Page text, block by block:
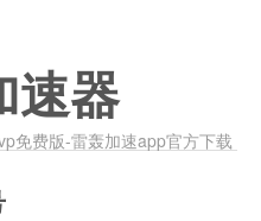
速器
免费版-雷轰加速app官方下载